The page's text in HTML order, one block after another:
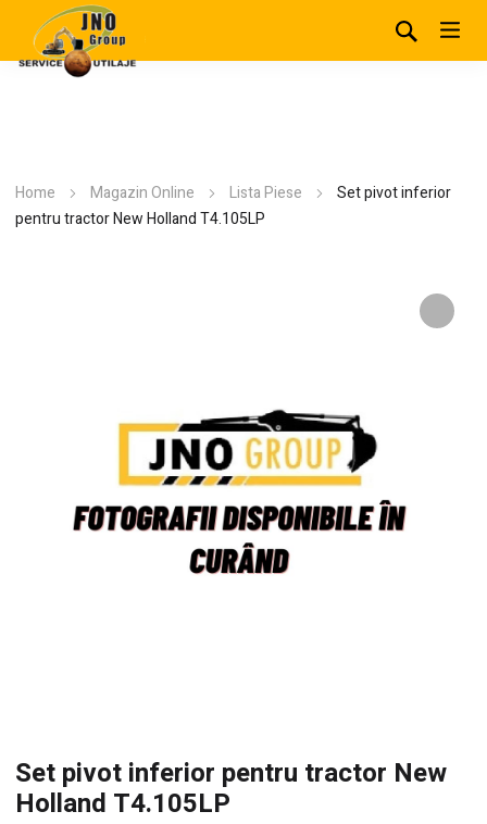
Home Magazin Online Lista Piese
Set pivot inferior
pentru tractor New Holland T4.105LP
Set pivot inferior pentru tractor New
Holland T4.105LP